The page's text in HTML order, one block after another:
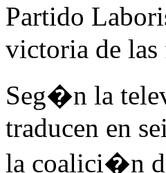
Partido
victoria de las
Seg�n la
traducen en
la coalici�n